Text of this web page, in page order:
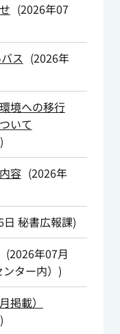
(2026年07
ス (2026年
境への移行
いて
)
容 (2026年
秘書広報課)
(2026年07月
ター内） )
掲載）
)